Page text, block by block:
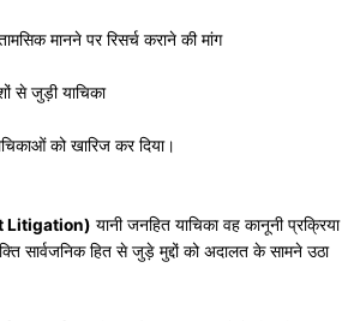
मानने पर रिसर्च कराने की मांग
से जुड़ी याचिका
को खारिज कर दिया।
Litigation) यानी जनहित याचिका वह कानूनी प्रक्रिया
सार्वजनिक हित से जुड़े मुद्दों को अदालत के सामने उठा